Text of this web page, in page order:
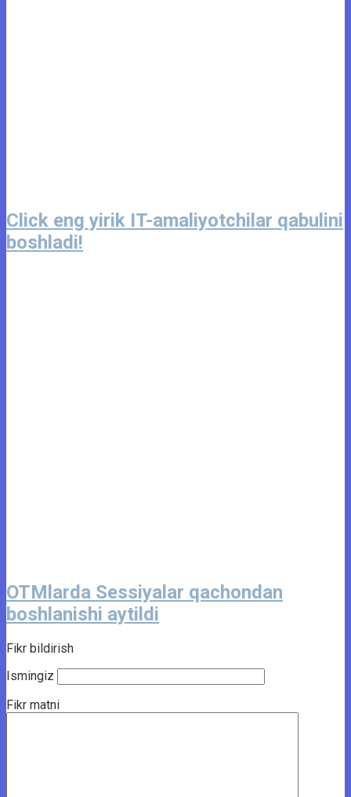
Click eng yirik IT-amaliyotchilar qabulini
boshladi!
OTMlarda Sessiyalar qachondan
boshlanishi aytildi
Fikr bildirish
Ismingiz
Fikr matni